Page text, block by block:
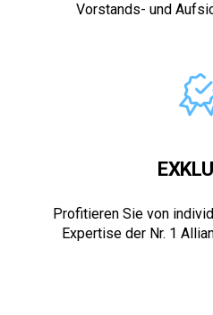
Vorstands- und
Profitieren Sie von
Expertise der Nr. 1